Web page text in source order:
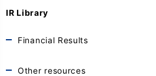
IR Library
Financial Results
Other resources